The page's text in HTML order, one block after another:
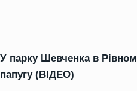
У парку Шевченка в
папугу (ВІДЕО)